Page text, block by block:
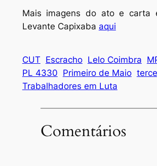
Mais imagens do ato e carta
Levante Capixaba aqui
CUT Escracho Lelo Coimbra
PL 4330 Primeiro de Maio
Trabalhadores em Luta
Comentários